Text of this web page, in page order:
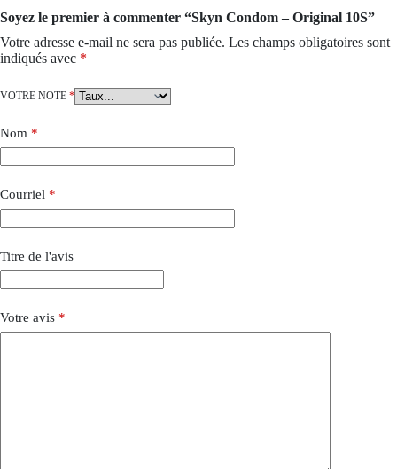
Soyez le premier à commenter “Skyn Condom – Original 10S”
Votre adresse e-mail ne sera pas publiée. Les champs obligatoires sont
indiqués avec *
VOTRE NOTE *
Nom *
Courriel *
Titre de l'avis
Votre avis *